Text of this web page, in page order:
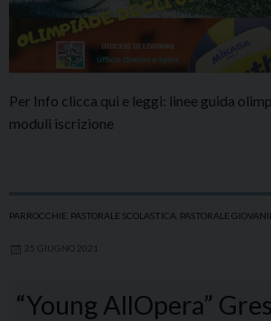
Per Info clicca qui e leggi: linee guida
moduli iscrizione
PARROCCHIE PASTORALE SCOLASTICA PASTORALE
25 GIUGNO 2021
“Young AllOpera”